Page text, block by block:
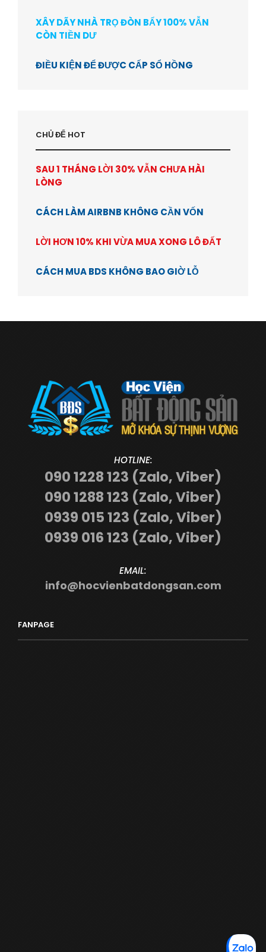
XÂY DÃY NHÀ TRỌ ĐÒN BẨY 100% VẪN
CÒN TIỀN DƯ
ĐIỀU KIỆN ĐỂ ĐƯỢC CẤP SỔ HỒNG
CHỦ ĐỂ HOT
SAU 1 THÁNG LỜI 30% VẪN CHƯA HÀI
LÒNG
CÁCH LÀM AIRBNB KHÔNG CẦN VỐN
LỜI HƠN 10% KHI VỪA MUA XONG LÔ ĐẤT
CÁCH MUA BDS KHÔNG BAO GIỜ LỖ
HOTLINE:
090 1228 123 (Zalo, Viber)
090 1288 123 (Zalo, Viber)
0939 015 123 (Zalo, Viber)
0939 016 123 (Zalo, Viber)
EMAIL:
info@hocvienbatdongsan.com
FANPAGE